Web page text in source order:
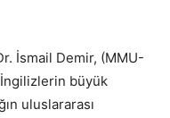
İsmail Demir, (MMU-
İngilizlerin büyük
uluslararası